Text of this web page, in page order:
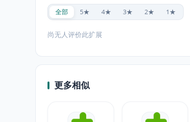
全部 5★ 4★ 3★ 2★ 1★
尚无人评价此扩展
更多相似